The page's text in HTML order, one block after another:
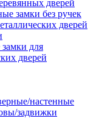
дверей
замки без ручек
дверей
для
дверей
настенные
задвижки